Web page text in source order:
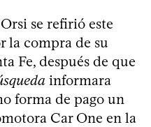
se refirió este
la compra de su
Fe, después de que
informara
forma de pago un
Car One en la